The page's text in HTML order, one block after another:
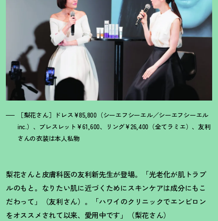
［梨花さん］ドレス¥85,800（シーエフシーエル／シーエフシーエル
inc.）、ブレスレット¥61,600、リング¥26,400（全てラミエ）、友利
さんの衣装は本人私物
梨花さんと皮膚科医の友利新先生が登場。「光老化が肌トラブ
ルのもと。なりたい肌に近づくためにスキンケアは成分にもこ
だわって」（友利さん）。「ハワイのクリニックでエンビロン
をオススメされて以来、愛用中です」（梨花さん）